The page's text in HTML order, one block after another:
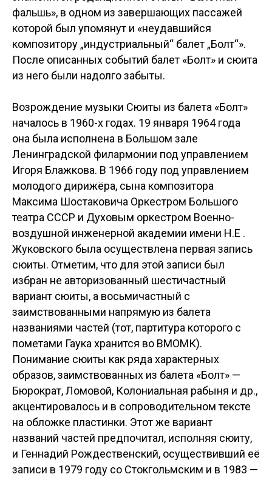
фальшь», в одном из завершающих пассажей
которой был упомянут и «неудавшийся
композитору „индустриальный“ балет „Болт“».
После описанных событий балет «Болт» и сюита
из него были надолго забыты.
Возрождение музыки Сюиты из балета «Болт»
началось в 1960-х годах. 19 января 1964 года
она была исполнена в Большом зале
Ленинградской филармонии под управлением
Игоря Блажкова. В 1966 году под управлением
молодого дирижёра, сына композитора
Максима Шостаковича Оркестром Большого
театра СССР и Духовым оркестром Военно-
воздушной инженерной академии имени Н.Е .
Жуковского была осуществлена первая запись
сюиты. Отметим, что для этой записи был
избран не авторизованный шестичастный
вариант сюиты, а восьмичастный с
заимствованными напрямую из балета
названиями частей (тот, партитура которого с
пометами Гаука хранится во ВМОМК).
Понимание сюиты как ряда характерных
образов, заимствованных из балета «Болт» —
Бюрократ, Ломовой, Колониальная рабыня и др.,
акцентировалось и в сопроводительном тексте
на обложке пластинки. Этот же вариант
названий частей предпочитал, исполняя сюиту,
и Геннадий Рождественский, осуществивший её
записи в 1979 году со Стокгольмским и в 1983 —